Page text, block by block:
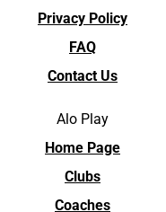
Privacy Policy
FAQ
Contact Us
Alo Play
Home Page
Clubs
Coaches